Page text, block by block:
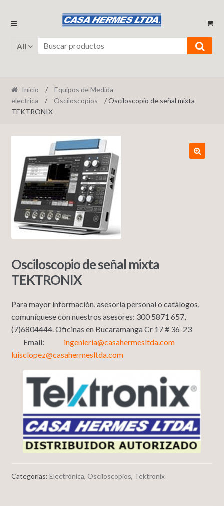
Ir
navegación
Ir
contenido
All
Inicio /
Equipos de Medida
electrica
/ Osciloscopios
/ Osciloscopio de señal mixta
TEKTRONIX
Osciloscopio de señal mixta
TEKTRONIX
Para mayor información, asesoría personal o catálogos,
comuníquese con nuestros asesores: 300 5871 657,
(7)6804444. Oficinas en Bucaramanga Cr 17 # 36-23
Email: ingenieria@casahermesltda.com
luisclopez@casahermesltda.com
Categorías: Electrónica, Osciloscopios, Tektronix